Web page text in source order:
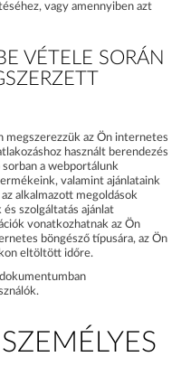
vagy amennyiben azt
VÉTELE SORÁN
megszerezzük az Ön internetes
használt berendezés
a webportálunk
valamint ajánlataink
alkalmazott megoldások
szolgáltatás ajánlat
vonatkozhatnak az Ön
böngésző típusára, az Ön
eltöltött időre.